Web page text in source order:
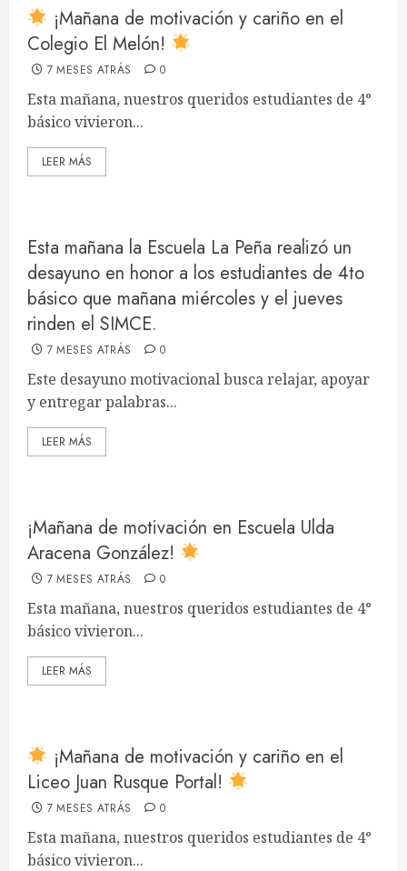
¡Mañana de motivación y cariño en el
Colegio El Melón!
7 MESES ATRÁS 0
Esta mañana, nuestros queridos estudiantes de 4°
básico vivieron...
LEER MÁS
Esta mañana la Escuela La Peña realizó un
desayuno en honor a los estudiantes de 4to
básico que mañana miércoles y el jueves
rinden el SIMCE.
7 MESES ATRÁS 0
Este desayuno motivacional busca relajar, apoyar
y entregar palabras...
LEER MÁS
¡Mañana de motivación en Escuela Ulda
Aracena González!
7 MESES ATRÁS 0
Esta mañana, nuestros queridos estudiantes de 4°
básico vivieron...
LEER MÁS
¡Mañana de motivación y cariño en el
Liceo Juan Rusque Portal!
7 MESES ATRÁS 0
Esta mañana, nuestros queridos estudiantes de 4°
básico vivieron...